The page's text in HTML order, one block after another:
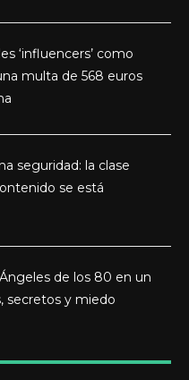
‘influencers’ como
multa de 568 euros
seguridad: la clase
se está
de los 80 en un
secretos y miedo